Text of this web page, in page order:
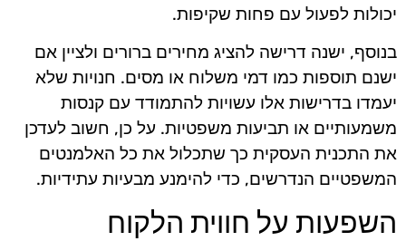
יכולות לפעול עם פחות שקיפות.
בנוסף, ישנה דרישה להציג מחירים ברורים ולציין אם
ישנם תוספות כמו דמי משלוח או מסים. חנויות שלא
יעמדו בדרישות אלו עשויות להתמודד עם קנסות
משמעותיים או תביעות משפטיות. על כן, חשוב לעדכן
את התכנית העסקית כך שתכלול את כל האלמנטים
המשפטיים הנדרשים, כדי להימנע מבעיות עתידיות.
השפעות על חווית הלקוח